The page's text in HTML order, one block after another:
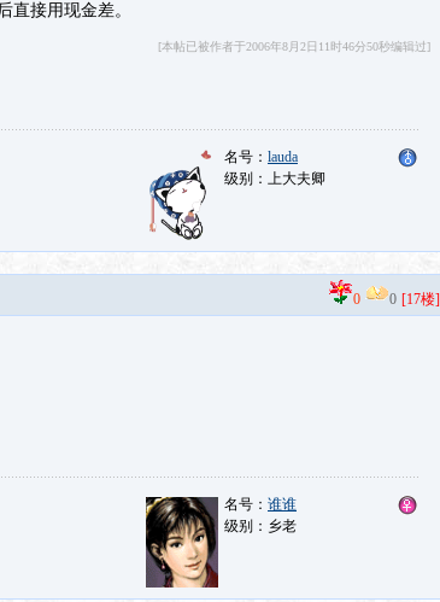
直接用现金差。
[本帖已被作者于2006年8月2日11时46分50秒编辑过]
名号： lauda
级别：上大夫卿
0 0 [17楼]
名号： 谁谁
级别：乡老